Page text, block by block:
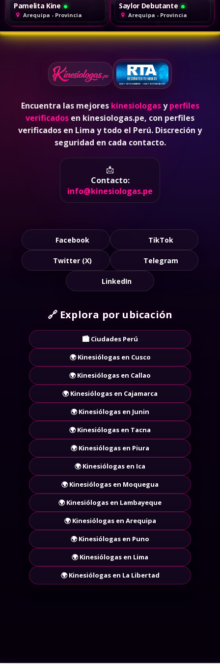
Pamelita Kine
Arequipa - Provincia
Saylor Debutante
Arequipa - Provincia
Encuentra las mejores kinesiologasyperfiles
verificados en kinesiologas.pe, con perfiles
verificados en Lima y todo el Perú. Discreción y
seguridad en cada contacto.
📩
Contacto:
info@kinesiologas.pe
Facebook TikTok
Twitter (X) Telegram
LinkedIn
🔗 Explora por ubicación
🏙️ Ciudades Perú
🌍 Kinesiólogas en Cusco
🌍 Kinesiólogas en Callao
🌍 Kinesiólogas en Cajamarca
🌍 Kinesiólogas en Junin
🌍 Kinesiólogas en Tacna
🌍 Kinesiólogas en Piura
🌍 Kinesiólogas en Ica
🌍 Kinesiólogas en Moquegua
🌍 Kinesiólogas en Lambayeque
🌍 Kinesiólogas en Arequipa
🌍 Kinesiólogas en Puno
🌍 Kinesiólogas en Lima
🌍 Kinesiólogas en La Libertad